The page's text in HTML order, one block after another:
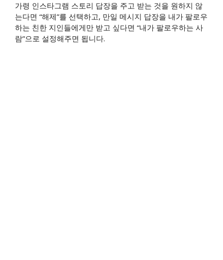
가령 인스타그램 스토리 답장을 주고 받는 것을 원하지 않
는다면 “해제”를 선택하고, 만일 메시지 답장을 내가 팔로우
하는 친한 지인들에게만 받고 싶다면 “내가 팔로우하는 사
람”으로 설정해주면 됩니다.